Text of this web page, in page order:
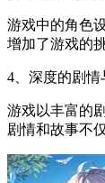
游戏中的角色
增加了游戏的
4、深度的剧情
游戏以丰富的
剧情和故事不